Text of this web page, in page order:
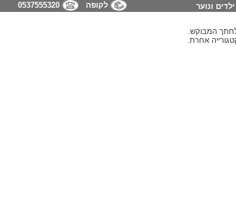
ונוער לקופה 0537555320
לחתך המבוקש.
אחרת.